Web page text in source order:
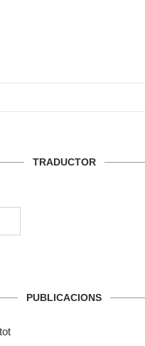
TRADUCTOR
PUBLICACIONS